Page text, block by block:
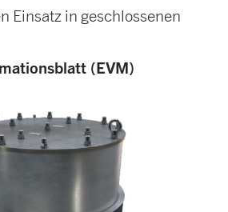
Einsatz in geschlossenen
(EVM)